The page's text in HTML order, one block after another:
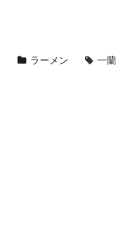
ラーメン 一蘭